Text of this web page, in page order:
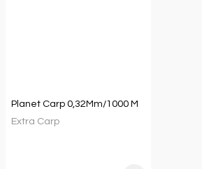
Planet Carp 0,32Mm/1000 M
Extra Carp